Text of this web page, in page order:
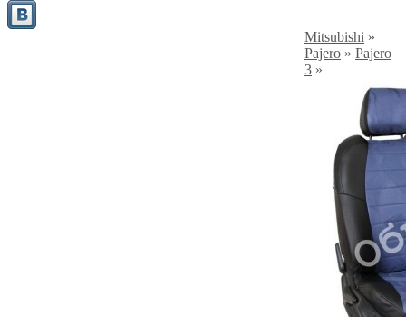
Mitsubishi »
Pajero » Pajero
3 »